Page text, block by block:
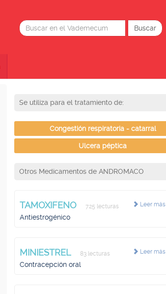
Se utiliza para el tratamiento de:
Congestión respiratoria - catarral
Ulcera péptica
Otros Medicamentos de ANDROMACO
Leer más
TAMOXIFENO 725 lecturas
Antiestrogénico
Leer más
MINIESTREL 83 lecturas
Contracepción oral